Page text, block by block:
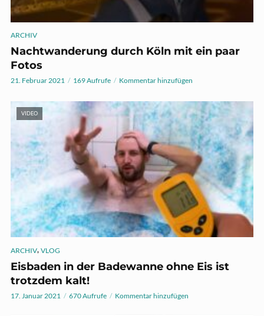
ARCHIV
Nachtwanderung durch Köln mit ein paar
Fotos
21. Februar 2021 169 Aufrufe Kommentar hinzufügen
VIDEO
ARCHIV, VLOG
Eisbaden in der Badewanne ohne Eis ist
trotzdem kalt!
17. Januar 2021 670 Aufrufe Kommentar hinzufügen